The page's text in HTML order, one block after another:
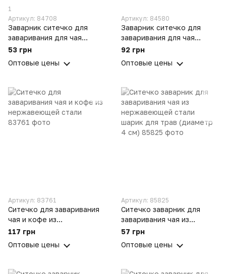
1
Артикул: 84708
Заварник ситечко для
заваривания для чая
силиконовый в виде
53 грн
Оптовые цены
Артикул: 84580
Заварник ситечко для
заваривания для чая
силиконовый человечек
92 грн
Оптовые цены
Артикул: 83761
Ситечко для заваривания
чая и кофе из
нержавеющей стали
117 грн
Оптовые цены
Артикул: 85825
Ситечко заварник для
заваривания чая из
нержавеющей стали
4 см)
57 грн
Оптовые цены